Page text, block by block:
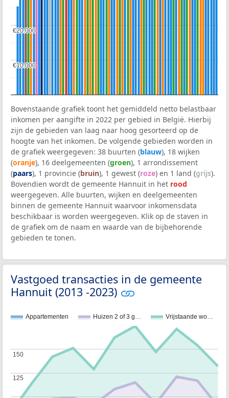
€10.000
€10.000
€20.000
€20.000
Bovenstaande grafiek toont het gemiddeld netto belastbaar
inkomen per aangifte in 2022 per gebied in België. Hierbij
zijn de gebieden van laag naar hoog gesorteerd op de
hoogte van het inkomen. De volgende gebieden worden in
de grafiek weergegeven: 38 buurten (blauw), 18 wijken
(oranje), 16 deelgemeenten (groen), 1 arrondissement
(paars), 1 provincie (bruin), 1 gewest (roze) en 1 land (grijs).
Bovendien wordt de gemeente Hannuit in het rood
weergegeven. Alle buurten, wijken en deelgemeenten
binnen de gemeente Hannuit waarvoor inkomensdata
beschikbaar is worden weergegeven. Klik op de staven in
de grafiek om de naam en waarde van de bijbehorende
gebieden te tonen.
Vastgoed transacties in de gemeente
Hannuit (2013 -2023)
Appartementen Huizen 2 of 3 g… Vrijstaande wo…
125
125
150
150